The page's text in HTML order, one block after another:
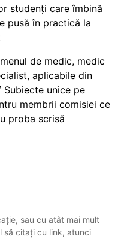
studenți care îmbină
pusă în practică la
de medic, medic
aplicabile din
unice pe
membrii comisiei ce
proba scrisă
sau cu atât mai mult
să citați cu link, atunci